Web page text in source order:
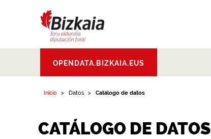
Aldundia.Diputacion
Foral de Bizkaia
OPENDATA.BIZKAIA.EUS
Inicio Datos Catálogo de datos
CATÁLOGO DE DATOS